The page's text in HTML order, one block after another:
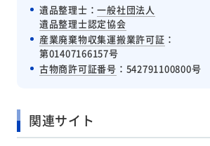
遺品整理士：一般社団法人
遺品整理士認定協会
産業廃棄物収集運搬業許可証 ：
第01407166157号
古物商許可証番号 ：542791100800号
関連サイト